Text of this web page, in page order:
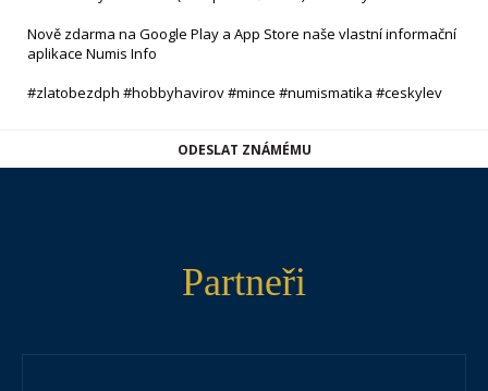
Nově zdarma na Google Play a App Store naše vlastní informační
aplikace Numis Info
#zlatobezdph #hobbyhavirov #mince #numismatika #ceskylev
ODESLAT ZNÁMÉMU
Partneři